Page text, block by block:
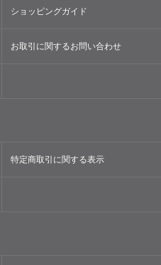
ショッピングガイド
お取引に関するお問い合わせ
特定商取引に関する表示